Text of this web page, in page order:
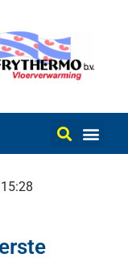
15:28